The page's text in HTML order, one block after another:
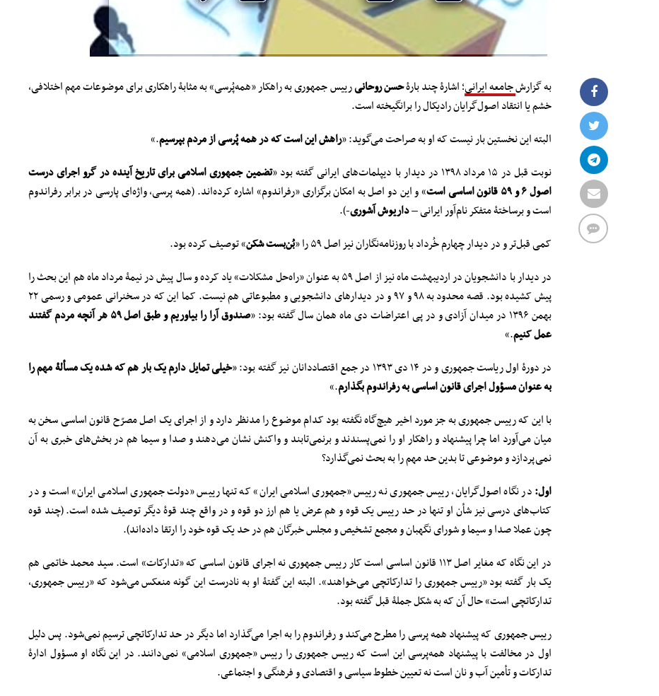
به گزارشجامعه ایرانی؛ اشارۀ چند بارۀحسن روحانیرییس جمهوری به راهکار «همه‌پُرسی» به مثابۀ راهکاری برای موضوعات مهم اختلافی،
خشم یا انتقاد اصول‌گرایان رادیکال را برانگیخته است.
البته این نخستین بار نیست که او به صراحت می‌گوید: «راهش این است که در همه پُرسی از مردم بپرسیم.»
نوبت قبل در ۱۵ مرداد ۱۳۹۸ در دیدار با دیپلمات‌های ایرانی گفته بود «
تضمین جمهوری اسلامی برای تاریخ آینده در گرو اجرای درست
اصول ۶ و ۵۹ قانون اساسی است
» و این دو اصل به امکان برگزاری «رفراندوم» اشاره کرده‌اند. (همه پرسی، واژه‌ای پارسی در برابر رفراندوم
است و برساختۀ متفکر نام‌آور ایرانی –داریوش آشوری-).
کمی قبل‌تر و در دیدار چهارم خُرداد با روزنامه‌نگاران نیز اصل ۵۹ را «
بُن‌بست شکن» توصیف کرده بود.
در دیدار با دانشجویان در اردیبهشت ماه نیز از اصل ۵۹ به عنوان «راه‌حل مشکلات» یاد کرده و سال پیش در نیمۀ مرداد ماه هم این بحث را
پیش کشیده بود. قصه محدود به ۹۸ و ۹۷ و در دیدارهای دانشجویی و مطبوعاتی هم نیست. کما این که در سخنرانی عمومی و رسمی ۲۲
بهمن ۱۳۹۶ در میدان آزادی و در پی اعتراضات دی ماه همان سال گفته بود: «
صندوق آرا را بیاوریم و طبق اصل ۵۹ هر آنچه مردم گفتند
عمل کنیم.»
در دورۀ اول ریاست جمهوری و در ۱۴ دی ۱۳۹۳ در جمع اقتصاددانان نیز گفته بود: «
خیلی تمایل دارم یک بار هم که شده یک مسألۀ مهم را
به عنوان مسؤول اجرای قانون اساسی به رفراندوم بگذارم.»
با این که رییس جمهوری به جز مورد اخیر هیچ‌گاه نگفته بود کدام موضوع را مدنظر دارد و از اجرای یک اصل مصرّح قانون اساسی سخن به
میان می‌آورد اما چرا پیشنهاد و راهکار او را نمی‌پسندند و برنمی‌تابند و واکنش نشان می‌دهند و صدا و سیما هم در بخش‌های خبری به آن
نمی‌پردازد و موضوعی تا بدین حد مهم را به بحث نمی‌گذارد؟
اول:در نگاه اصول‌گرایان، رییس جمهوری نه رییس «جمهوری اسلامی ایران» که تنها رییس «دولت جمهوری اسلامی ایران» است و در
کتاب‌های درسی نیز شأن او تنها در حد رییس یک قوه و هم عرض یا هم ارز دو قوه و در واقع چند قوۀ دیگر توصیف شده است. (چند قوه
چون عملا صدا و سیما و شورای نگهبان و مجمع تشخیص و مجلس خبرگان هم در حد یک قوه خود را ارتقا داده‌اند).
در این نگاه که مغایر اصل ۱۱۳ قانون اساسی است کار رییس جمهوری نه اجرای قانون اساسی که «تدارکات» است. سید محمد خاتمی هم
یک بار گفته بود «رییس جمهوری را تدارکاتچی می‌خواهند». البته این گفتۀ او به نادرست این گونه منعکس می‌شود که «رییس جمهوری،
تدارکاتچی است» حال آن که به شکل جملۀ قبل گفته بود.
رییس جمهوری که پیشنهاد همه پرسی را مطرح می‌کند و رفراندوم را به اجرا می‌گذارد اما دیگر در حد تدارکاتچی ترسیم نمی‌شود. پس دلیل
اول در مخالفت با پیشنهاد همه‌پرسی این است که رییس جمهوری را رییس «جمهوری اسلامی» نمی‌دانند. در این نگاه او مسؤول ادارۀ
تدارکات و تأمین آب و نان است نه تعیین خطوط سیاسی و اقتصادی و فرهنگی و اجتماعی.